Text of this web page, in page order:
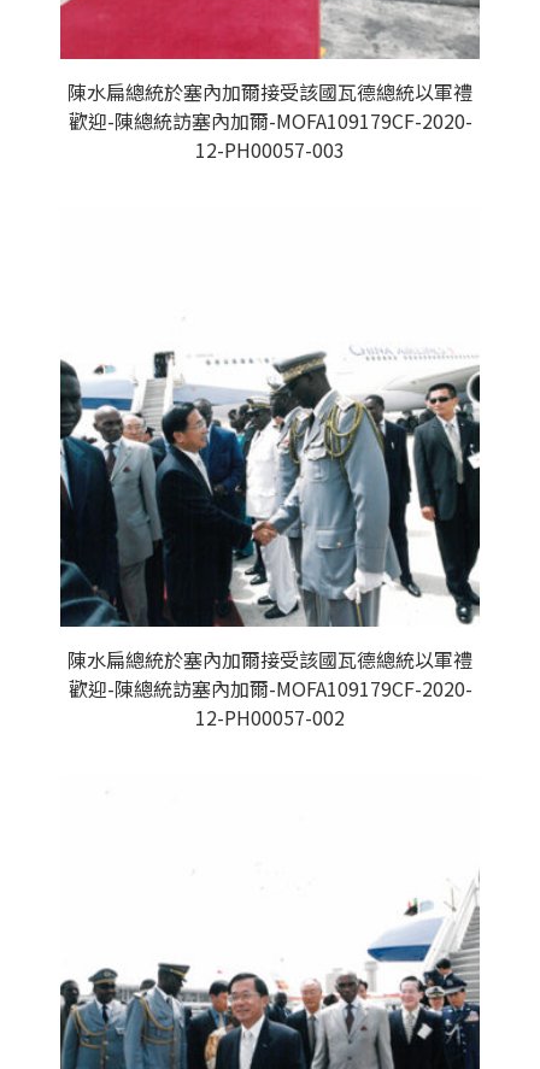
陳水扁總統於塞內加爾接受該國瓦德總統以軍禮
歡迎-陳總統訪塞內加爾-MOFA109179CF-2020-
12-PH00057-003
陳水扁總統於塞內加爾接受該國瓦德總統以軍禮
歡迎-陳總統訪塞內加爾-MOFA109179CF-2020-
12-PH00057-002